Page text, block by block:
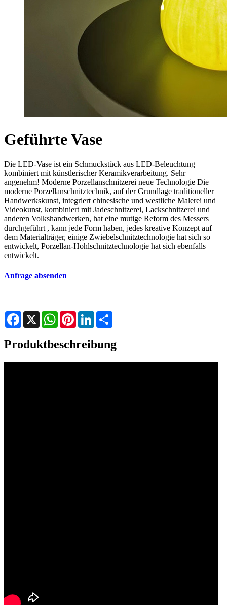
Geführte Vase
Die LED-Vase ist ein Schmuckstück aus LED-Beleuchtung
kombiniert mit künstlerischer Keramikverarbeitung. Sehr
angenehm! Moderne Porzellanschnitzerei neue Technologie Die
moderne Porzellanschnitztechnik, auf der Grundlage traditioneller
Handwerkskunst, integriert chinesische und westliche Malerei und
Videokunst, kombiniert mit Jadeschnitzerei, Lackschnitzerei und
anderen Volkshandwerken, hat eine mutige Reform des Messers
durchgeführt , kann jede Form haben, jedes kreative Konzept auf
dem Materialträger, einige Zwiebelschnitztechnologie hat sich so
entwickelt, Porzellan-Hohlschnitztechnologie hat sich ebenfalls
entwickelt.
Anfrage absenden
Facebook
X WhatsAppPinterestLinkedIn
Produktbeschreibung